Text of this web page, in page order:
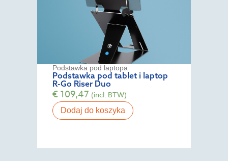
Podstawka pod laptopa
Podstawka pod tablet i laptop
R-Go Riser Duo
€109,47 (incl. BTW)
Dodaj do koszyka